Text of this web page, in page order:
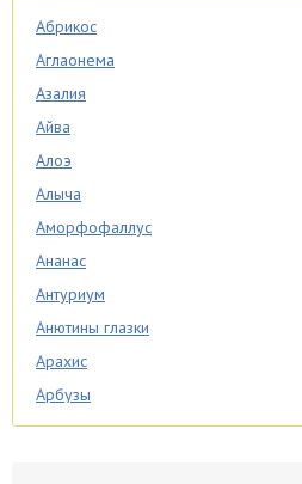
Абрикос
Аглаонема
Азалия
Айва
Алоэ
Алыча
Аморфофаллус
Ананас
Антуриум
Анютины глазки
Арахис
Арбузы
Аспарагус